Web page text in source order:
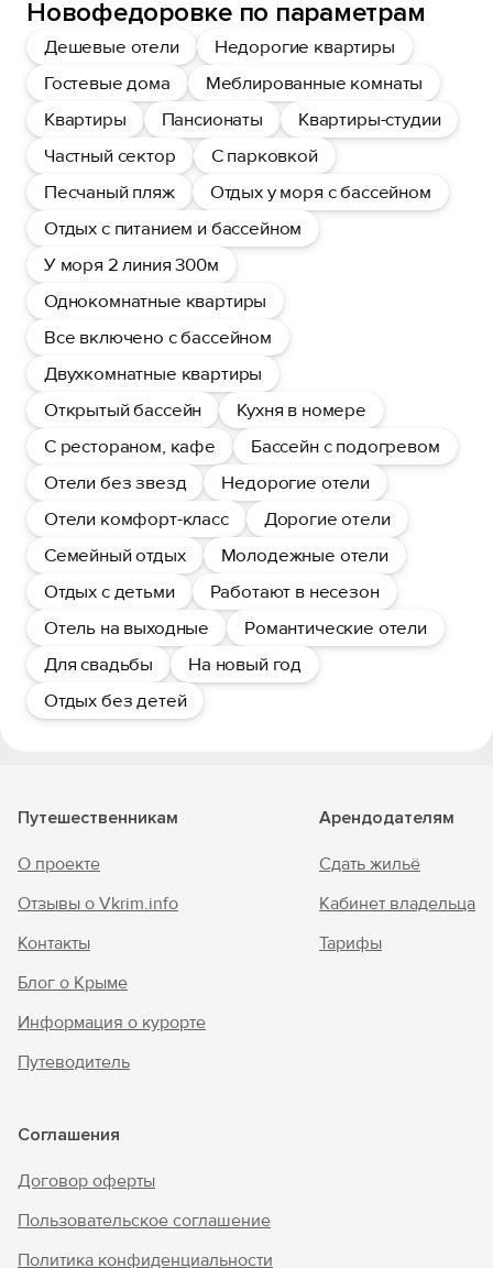
Новофедоровке по параметрам
Дешевые отели
Недорогие квартиры
Гостевые дома
Меблированные комнаты
Квартиры
Пансионаты
Квартиры-студии
Частный сектор
С парковкой
Песчаный пляж
Отдых у моря с бассейном
Отдых с питанием и бассейном
У моря 2 линия 300м
Однокомнатные квартиры
Все включено с бассейном
Двухкомнатные квартиры
Открытый бассейн
Кухня в номере
С рестораном, кафе
Бассейн с подогревом
Отели без звезд
Недорогие отели
Отели комфорт-класс
Дорогие отели
Семейный отдых
Молодежные отели
Отдых с детьми
Работают в несезон
Отель на выходные
Романтические отели
Для свадьбы
На новый год
Отдых без детей
Путешественникам
О проекте
Отзывы о Vkrim.info
Контакты
Блог о Крыме
Информация о курорте
Путеводитель
Арендодателям
Сдать жильё
Кабинет владельца
Тарифы
Соглашения
Договор оферты
Пользовательское соглашение
Политика конфиденциальности